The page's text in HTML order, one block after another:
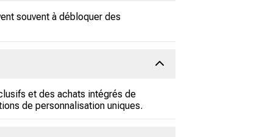
souvent à débloquer des
et des achats intégrés de
de personnalisation uniques.